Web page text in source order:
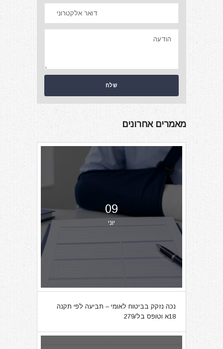
מאמרים אחרונים
09
יוני
נכה נזקק בביטוח לאומי – תביעה לפי תקנה
18א וטופס בל/279